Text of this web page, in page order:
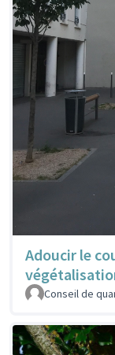
Adoucir le
Conseil de